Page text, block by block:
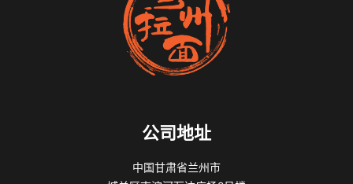
公司地址
中国甘肃省兰州市